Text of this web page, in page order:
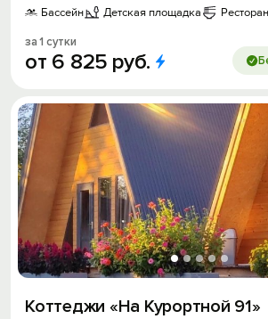
Бассейн
Детская площадка Ресторан
за 1 сутки
от 6 825 руб.
Коттеджи «На Курортной 91»